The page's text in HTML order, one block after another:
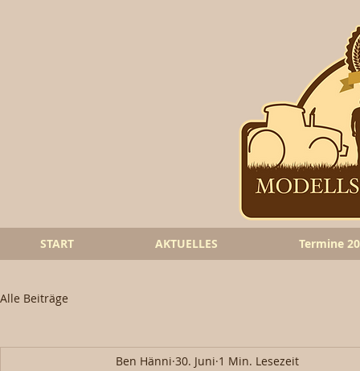
START AKTUELLES Termine
Alle Beiträge
Ben Hänni 30. Juni 1 Min. Lesezeit